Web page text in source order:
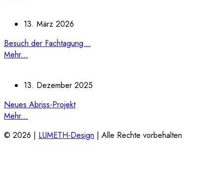
13. März 2026
Besuch der Fachtagung...
Mehr...
13. Dezember 2025
Neues Abriss-Projekt
Mehr...
© 2026 | LUMETH-Design | Alle Rechte vorbehalten